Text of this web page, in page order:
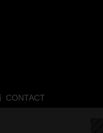
CONTACT